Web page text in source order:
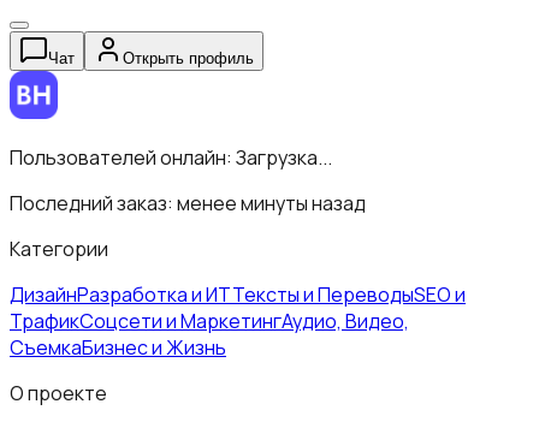
Чат Открыть профиль
Пользователей онлайн: Загрузка...
Последний заказ: менее минуты назад
Категории
ДизайнРазработка и ИТТексты и ПереводыSEO и
ТрафикСоцсети и МаркетингАудио, Видео,
СъемкаБизнес и Жизнь
О проекте